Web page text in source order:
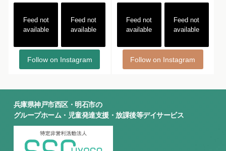
Feed not
available
Feed not
available
Follow on Instagram
Feed not
available
Feed not
available
Follow on Instagram
兵庫県神戸市西区・明石市の
グループホーム・児童発達支援・放課後等デイサービス